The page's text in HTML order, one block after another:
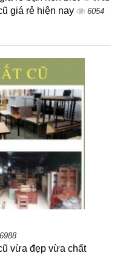
giá rẻ hiện nay 6054
6988
vừa đẹp vừa chất